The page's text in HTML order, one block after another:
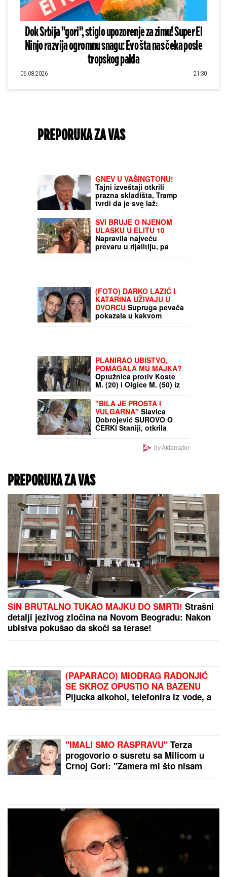
Dok Srbija "gori", stiglo upozorenje za zimu! Super El
Ninjo razvija ogromnu snagu: Evo šta nas čeka posle
tropskog pakla
06.08.2026 21:30
PREPORUKA ZA VAS
GNEV U VAŠINGTONU!
Tajni izveštaji otkrili
prazna skladišta, Tramp
tvrdi da je sve laž:
Zatražio HAPŠENJE
odgovornih
SVI BRUJE O NJENOM
ULASKU U ELITU 10
Napravila najveću
prevaru u rijalitiju, pa
nestala iz Srbije: Kuća u
(FOTO) DARKO LAZIĆ I
KATARINA UŽIVAJU U
DVORCU Supruga pevača
pokazala u kakvom
luksuzu se baškare, a
PLANIRAO UBISTVO,
POMAGALA MU MAJKA?
Optužnica protiv Koste
M. (20) i Olgice M. (50) iz
Beograda
"BILA JE PROSTA I
VULGARNA" Slavica
Dobrojević SUROVO O
ĆERKI Staniji, otkrila
detalje iz privatnog
života: "Bilo je bolnih i
ružnih trenutaka"by Aklamator
PREPORUKA ZA VAS
SIN BRUTALNO TUKAO MAJKU DO SMRTI! Strašni
detalji jezivog zločina na Novom Beogradu: Nakon
ubistva pokušao da skoči sa terase!
(PAPARACO) MIODRAG RADONJIĆ
SE SKROZ OPUSTIO NA BAZENU
Pijucka alkohol, telefonira iz vode, a
"IMALI SMO RASPRAVU" Terza
progovorio o susretu sa Milicom u
Crnoj Gori: "Zamera mi što nisam